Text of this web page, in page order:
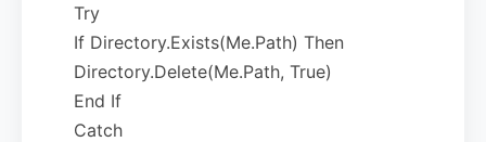
Try
If Directory.Exists(Me.Path) Then
Directory.Delete(Me.Path, True)
End If
Catch